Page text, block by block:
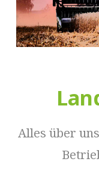
Alles über